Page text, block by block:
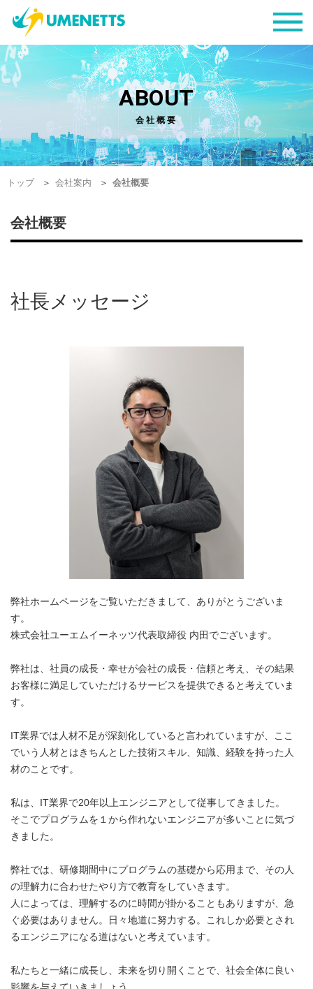
ABOUT
会社概要
トップ 会社案内 会社概要
会社概要
社長メッセージ
弊社ホームページをご覧いただきまして、ありがとうございま
す。
株式会社ユーエムイーネッツ代表取締役 内田でございます。
弊社は、社員の成長・幸せが会社の成長・信頼と考え、その結果
お客様に満足していただけるサービスを提供できると考えていま
す。
IT業界では人材不足が深刻化していると言われていますが、ここ
でいう人材とはきちんとした技術スキル、知識、経験を持った人
材のことです。
私は、IT業界で20年以上エンジニアとして従事してきました。
そこでプログラムを１から作れないエンジニアが多いことに気づ
きました。
弊社では、研修期間中にプログラムの基礎から応用まで、その人
の理解力に合わせたやり方で教育をしていきます。
人によっては、理解するのに時間が掛かることもありますが、急
ぐ必要はありません。日々地道に努力する。これしか必要とされ
るエンジニアになる道はないと考えています。
私たちと一緒に成長し、未来を切り開くことで、社会全体に良い